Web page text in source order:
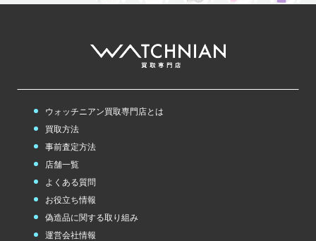
ウォッチニアン買取専門店とは
買取方法
事前査定方法
店舗一覧
よくある質問
お役立ち情報
偽造品に関する取り組み
運営会社情報